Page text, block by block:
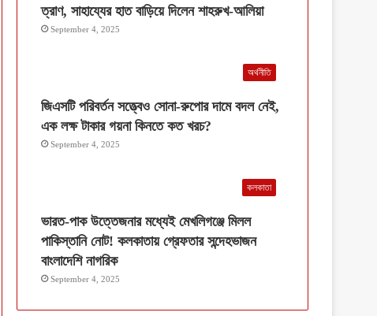
ত্রাণ, সাহায্যের হাত বাড়িয়ে দিলেন শাহরুখ-আলিয়া
September 4, 2025
অর্থনীতি
জিএসটি পরিবর্তন সত্ত্বেও সোনা-রুপোর দামে বদল নেই,
এক লক্ষ টাকার গয়না কিনতে কত খরচ?
September 4, 2025
কলকাতা
ভারত-পাক উত্তেজনার মধ্যেই মেখলিগঞ্জে মিলল
পাকিস্তানি নোট! কলকাতায় গ্রেফতার সন্দেহভাজন
বাংলাদেশি নাগরিক
September 4, 2025